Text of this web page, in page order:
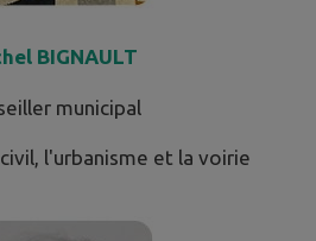
BIGNAULT
municipal
l'urbanisme et la voirie